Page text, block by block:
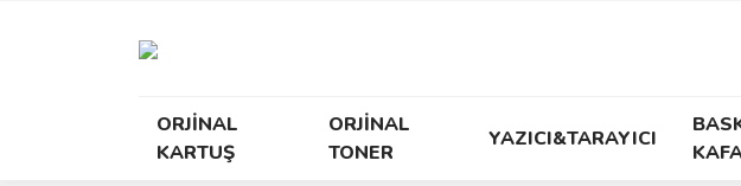
ORJİNAL
KARTUŞ
ORJİNAL
TONER
YAZICI&TARAYICI